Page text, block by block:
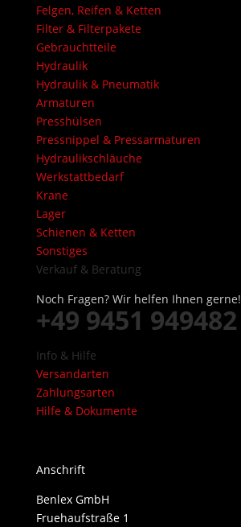
Felgen, Reifen & Ketten
Filter & Filterpakete
Gebrauchtteile
Hydraulik
Hydraulik & Pneumatik
Armaturen
Presshülsen
Pressnippel & Pressarmaturen
Hydraulikschläuche
Werkstattbedarf
Krane
Lager
Schienen & Ketten
Sonstiges
Verkauf & Beratung
Noch Fragen? Wir helfen Ihnen gerne!
+49 9451 949482
Info & Hilfe
Versandarten
Zahlungsarten
Hilfe & Dokumente
Anschrift
Benlex GmbH
Fruehaufstraße 1